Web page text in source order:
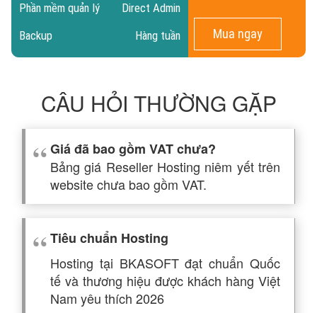
Phần mềm quản lý
Direct Admin
Backup
Hàng tuần Mua ngay
CÂU HỎI THƯỜNG GẶP
Giá đã bao gồm VAT chưa?
Bảng giá Reseller Hosting niêm yết trên
website chưa bao gồm VAT.
Tiêu chuẩn Hosting
Hosting tại BKASOFT đạt chuẩn Quốc
tế và thương hiệu được khách hàng Việt
Nam yêu thích 2026